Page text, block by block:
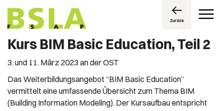
Zurück
Kurs BIM Basic Education, Teil 2
3. und 11. März 2023 an der OST
Das Weiterbildungsangebot “BIM Basic Education”
vermittelt eine umfassende Übersicht zum Thema BIM
(Building Information Modeling). Der Kursaufbau entspricht